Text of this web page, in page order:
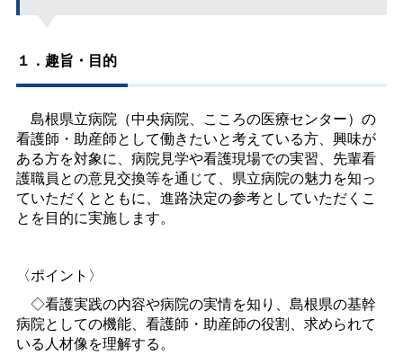
１．趣旨・目的
島根県立病院（中央病院、こころの医療センター）の
看護師・助産師として働きたいと考えている方、興味が
ある方を対象に、病院見学や看護現場での実習、先輩看
護職員との意見交換等を通じて、県立病院の魅力を知っ
ていただくとともに、進路決定の参考としていただくこ
とを目的に実施します。
〈ポイント〉
◇看護実践の内容や病院の実情を知り、島根県の基幹
病院としての機能、看護師・助産師の役割、求められて
いる人材像を理解する。